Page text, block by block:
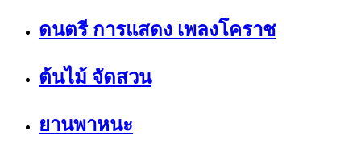
ดนตรี การแสดง เพลงโคราช
ต้นไม้ จัดสวน
ยานพาหนะ